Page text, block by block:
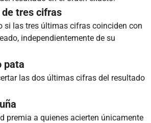
tres cifras
si las tres últimas cifras coinciden con
independientemente de su
pata
las dos últimas cifras del resultado
premia a quienes acierten únicamente